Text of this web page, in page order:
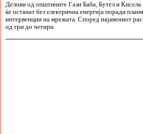
Делови од општините Гази Баба, Бутел и
ќе останат без електрична енергија поради
интервенции на мрежата. Според најавениот
од три до четири